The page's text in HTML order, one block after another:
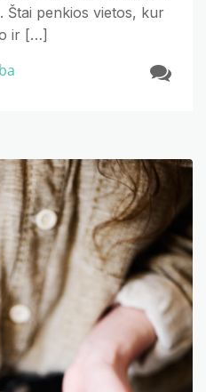
Štai penkios vietos, kur
ir […]